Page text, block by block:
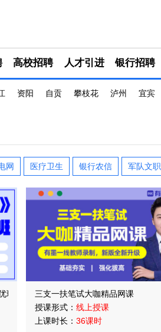
高校招聘 人才引进 银行招聘
资阳 自贡 攀枝花 泸州 宜宾
网 医疗卫生 银行农信 军队文职
班
三支一扶笔试大咖精品网课
授课形式： 线上授课
上课时长： 36课时